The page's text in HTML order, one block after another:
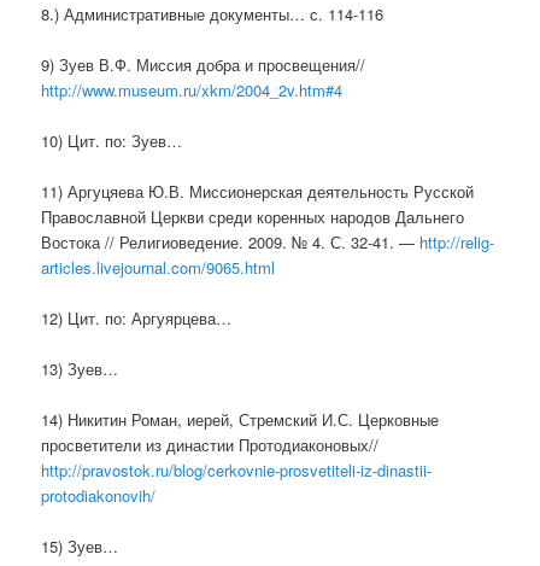
8.) Административные документы… с. 114-116
9) Зуев В.Ф. Миссия добра и просвещения//
http://www.museum.ru/xkm/2004_2v.htm#4
10) Цит. по: Зуев…
11) Аргуцяева Ю.В. Миссионерская деятельность Русской
Православной Церкви среди коренных народов Дальнего
Востока // Религиоведение. 2009. № 4. С. 32-41. — http://relig-
articles.livejournal.com/9065.html
12) Цит. по: Аргуярцева…
13) Зуев…
14) Никитин Роман, иерей, Стремский И.С. Церковные
просветители из династии Протодиаконовых//
http://pravostok.ru/blog/cerkovnie-prosvetiteli-iz-dinastii-
protodiakonovih/
15) Зуев…